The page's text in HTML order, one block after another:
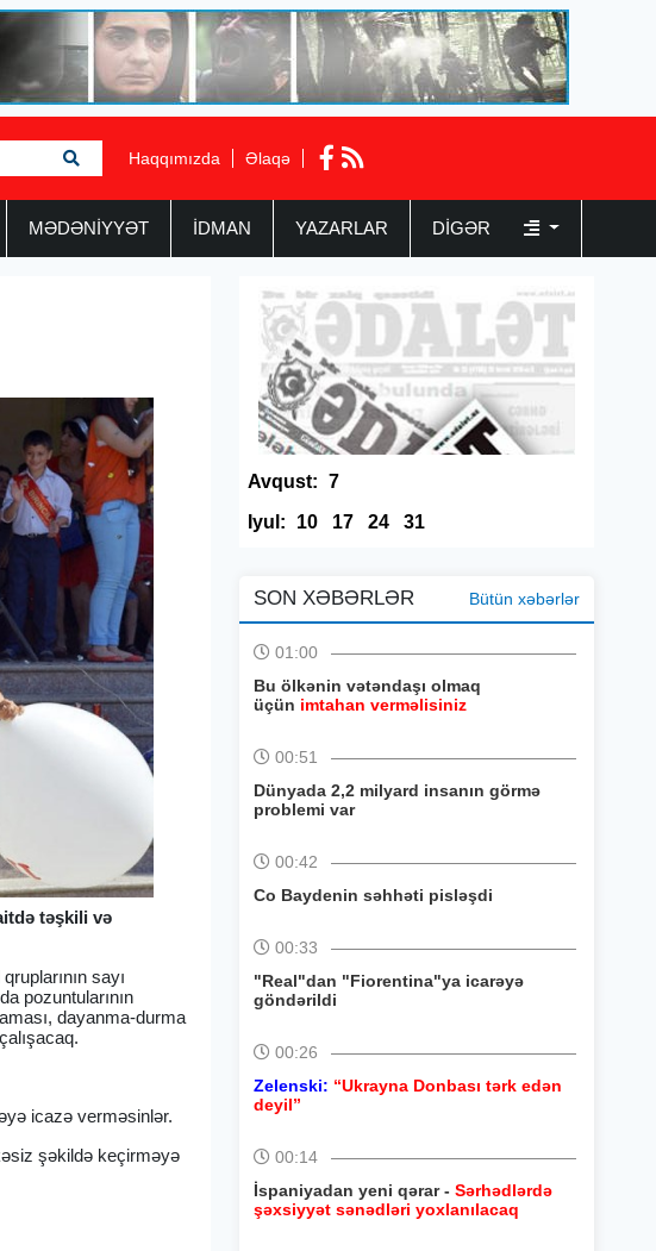
Haqqımızda Əlaqə
MƏDƏNİYYƏT İDMAN YAZARLAR DIGƏR
təşkili və
sayı
pozuntularının
dayanma-durma
icazə verməsinlər.
şəkildə keçirməyə
Avqust: 7
Iyul:
10 17 24 31
SON XƏBƏRLƏR Bütün xəbərlər
01:00
Bu ölkənin vətəndaşı olmaq
üçün imtahan verməlisiniz
00:51
Dünyada 2,2 milyard insanın görmə
problemi var
00:42
Co Baydenin səhhəti pisləşdi
00:33
"Real"dan "Fiorentina"ya icarəyə
göndərildi
00:26
Zelenski: “Ukrayna Donbası tərk edən
deyil”
00:14
İspaniyadan yeni qərar - Sərhədlərdə
şəxsiyyət sənədləri yoxlanılacaq